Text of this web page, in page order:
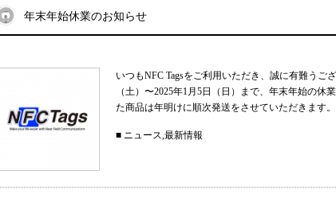
年末年始休業のお知らせ
いつもNFC Tagsをご利用いただき、誠に有難う
（土）〜2025年1月5日（日）まで、年末年始の
た商品は年明けに順次発送をさせていただきま
■ ニュース,最新情報